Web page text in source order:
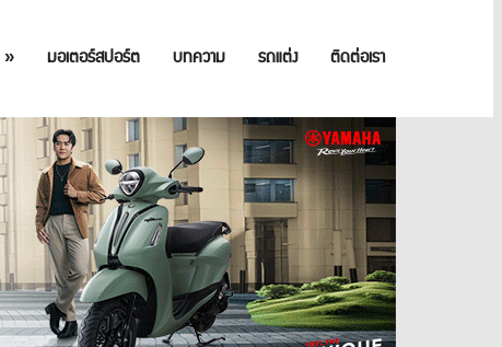
» มอเตอร์สปอร์ต บทความ รถแต่ง ติดต่อเรา